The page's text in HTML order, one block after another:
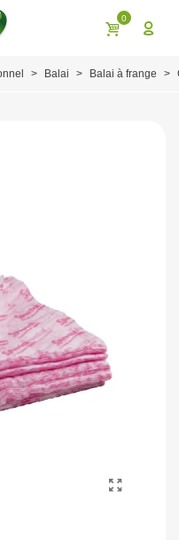
0
> Balai > Balai à frange >